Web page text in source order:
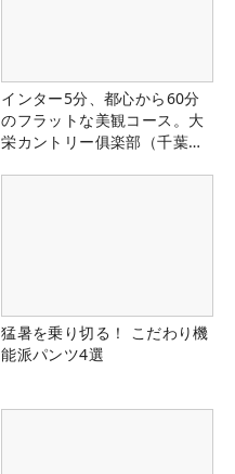
インター5分、都心から60分
のフラットな美観コース。大
栄カントリー俱楽部（千葉
猛暑を乗り切る！ こだわり機
能派パンツ4選